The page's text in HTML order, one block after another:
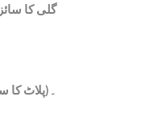
گلی کا سائز 16 فٹ اور دوسری گلی کا سائز 30 فٹ)
(پلاٹ کا سائز۔ چوڑائی 100 فٹ اور لمبائی 50 فٹ)۔